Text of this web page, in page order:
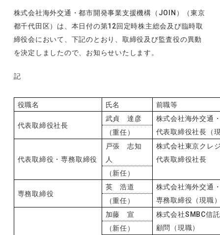
株式会社海外交通・都市開発事業支援機構（ JOIN ）（東京
都千代田区）は、本日付の第12回定時株主総会及び臨時取
締役会において、下記のとおり、取締役及び監査役の異動
を決定しましたので、お知らせいたします。
記
役職名 氏名 前職等
代表取締役社長
武貞 達彦
株式会社海外交通
代表取締役社長（
（重任）
代表取締役・専務取締役
戸張 志知
人
株式会社東京クレ
代表取締役社長
（新任）
専務取締役
英 浩道
株式会社海外交通
専務取締役（現職
（重任）
加藤 宣 株式会社SMBC信
顧問（現職）
（新任）